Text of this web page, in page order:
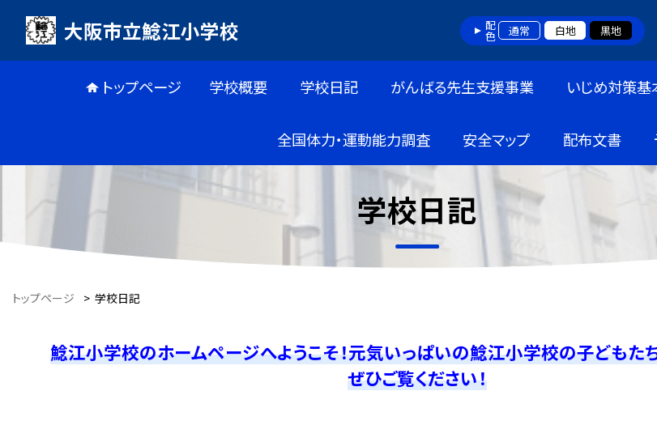
大阪市立鯰江小学校 配色 通常 白地 黒地
トップページ 学校概要 学校日記 がんばる先生支援事業 いじめ対策基
全国体力・運動能力調査 安全マップ 配布文書
学校日記
トップページ > 学校日記
鯰江小学校のホームページへようこそ！元気いっぱいの鯰江小学校の子どもた
ぜひご覧ください！